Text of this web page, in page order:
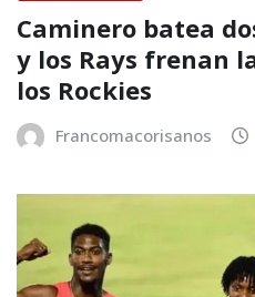
Caminero batea
y los Rays frenan
los Rockies
Francomacorisanos